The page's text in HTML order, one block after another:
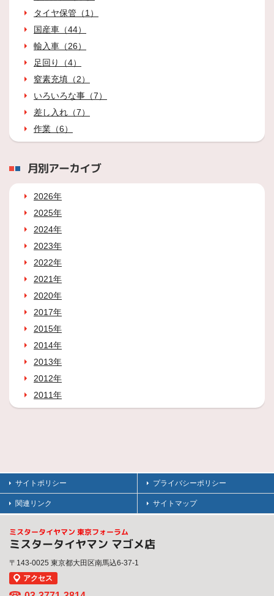
タイヤ保管（1）
国産車（44）
輸入車（26）
足回り（4）
窒素充填（2）
いろいろな事（7）
差し入れ（7）
作業（6）
月別アーカイブ
2026年
2025年
2024年
2023年
2022年
2021年
2020年
2017年
2015年
2014年
2013年
2012年
2011年
サイトポリシー プライバシーポリシー
関連リンク サイトマップ
ミスタータイヤマン 東京フォーラム
ミスタータイヤマン マゴメ店
〒143-0025 東京都大田区南馬込6-37-1
アクセス